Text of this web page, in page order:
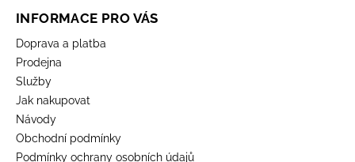
INFORMACE PRO VÁS
Doprava a platba
Prodejna
Služby
Jak nakupovat
Návody
Obchodní podmínky
Podmínky ochrany osobních údajů